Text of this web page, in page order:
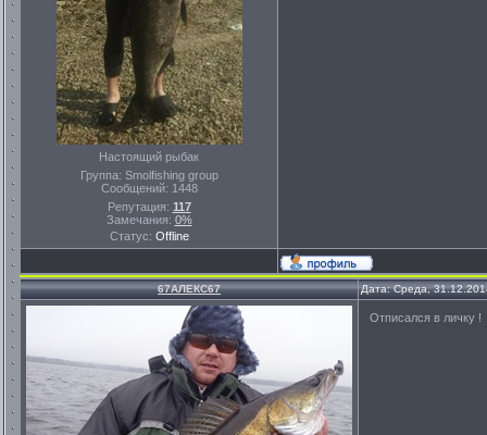
Настоящий рыбак
Группа: Smolfishing group
Сообщений: 1448
Репутация: 117
Замечания: 0%
Статус: Offline
67АЛЕКС67 Дата: Среда,
Отписался в личку !